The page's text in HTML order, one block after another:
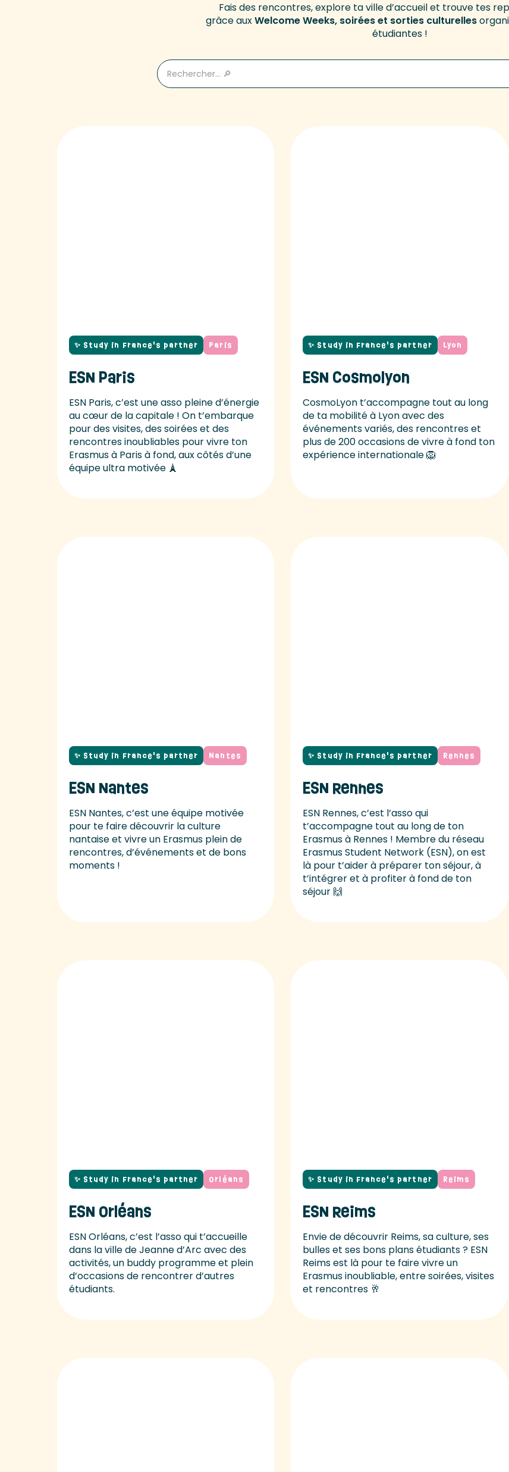
Fais des rencontres, explore ta ville d’accueil et trouve tes
grâce auxWelcome Weeks, soirées et sorties culturelles
étudiantes !
✨ Study in France's partner Paris
ESN Paris
ESN Paris, c’est une asso pleine d’énergie
au cœur de la capitale ! On t’embarque
pour des visites, des soirées et des
rencontres inoubliables pour vivre ton
Erasmus à Paris à fond, aux côtés d’une
équipe ultra motivée 🗼
✨ Study in France's partner Lyon
ESN Cosmolyon
CosmoLyon t’accompagne tout au long
de ta mobilité à Lyon avec des
événements variés, des rencontres et
plus de 200 occasions de vivre à fond ton
expérience internationale 🦁
✨ Study in France's partner Nantes
ESN Nantes
ESN Nantes, c’est une équipe motivée
pour te faire découvrir la culture
nantaise et vivre un Erasmus plein de
rencontres, d’événements et de bons
moments !
✨ Study in France's partner Rennes
ESN Rennes
ESN Rennes, c’est l’asso qui
t’accompagne tout au long de ton
Erasmus à Rennes ! Membre du réseau
Erasmus Student Network (ESN), on est
là pour t’aider à préparer ton séjour, à
t’intégrer et à profiter à fond de ton
séjour 🙌
✨ Study in France's partner Orléans
ESN Orléans
ESN Orléans, c’est l’asso qui t’accueille
dans la ville de Jeanne d’Arc avec des
activités, un buddy programme et plein
d’occasions de rencontrer d’autres
étudiants.
✨ Study in France's partner Reims
ESN Reims
Envie de découvrir Reims, sa culture, ses
bulles et ses bons plans étudiants ? ESN
Reims est là pour te faire vivre un
Erasmus inoubliable, entre soirées, visites
et rencontres 🥂